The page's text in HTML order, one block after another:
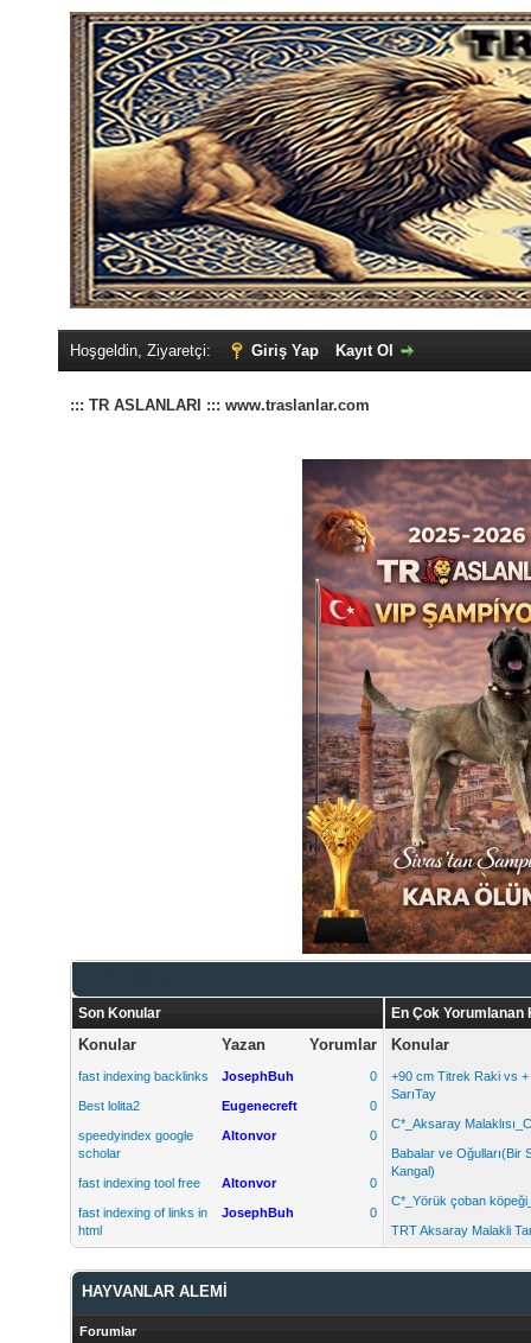
Hoşgeldin, Ziyaretçi: Giriş Yap Kayıt Ol
::: TR ASLANLARI ::: www.traslanlar.com
Son Konular
Konular Yazan Yorumlar
fast indexing backlinks JosephBuh 0
Best lolita2 Eugenecreft 0
speedyindex google
scholar
Altonvor 0
fast indexing tool free Altonvor 0
fast indexing of links in
html
JosephBuh 0
En Çok Yorumlanan
Konular
+90 cm Titrek Raki vs
SarıTay
C*_Aksaray
Babalar ve Oğulları(Bir
Kangal)
C*_Yörük çoban
TRT Aksaray Malakli
HAYVANLAR ALEMİ
Forumlar